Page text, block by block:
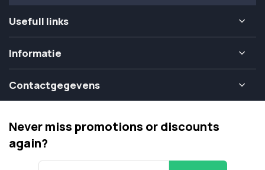
Usefull links
Informatie
Contactgegevens
Never miss promotions or discounts
again?